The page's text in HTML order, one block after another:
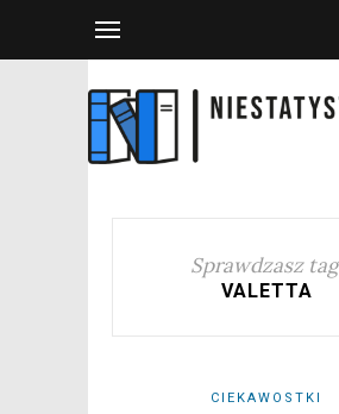
Sprawdzasz tag
VALETTA
CIEKAWOSTKI